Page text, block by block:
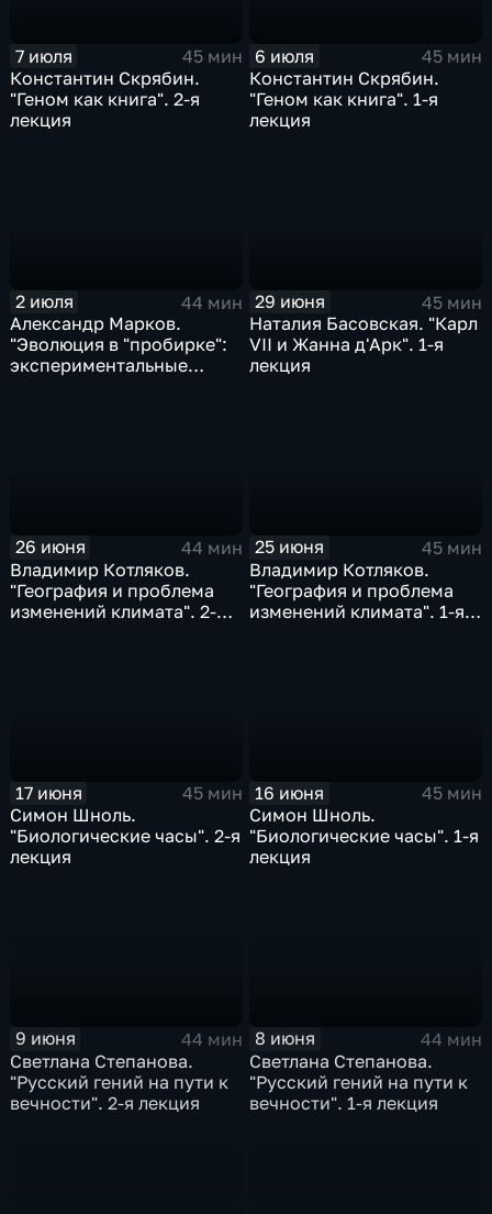
7 июля
45 мин
Константин Скрябин.
"Геном как книга". 2-я
лекция
6 июля
45 мин
Константин Скрябин.
"Геном как книга". 1-я
лекция
2 июля
44 мин
Александр Марков.
"Эволюция в "пробирке":
экспериментальные
29 июня
45 мин
Наталия Басовская. "Карл
VII и Жанна д'Арк". 1-я
лекция
26 июня
44 мин
Владимир Котляков.
"География и проблема
изменений климата". 2-я
25 июня
45 мин
Владимир Котляков.
"География и проблема
изменений климата". 1-я
17 июня
45 мин
Симон Шноль.
"Биологические часы". 2-я
лекция
16 июня
45 мин
Симон Шноль.
"Биологические часы". 1-я
лекция
9 июня
44 мин
Светлана Степанова.
"Русский гений на пути к
вечности". 2-я лекция
8 июня
44 мин
Светлана Степанова.
"Русский гений на пути к
вечности". 1-я лекция